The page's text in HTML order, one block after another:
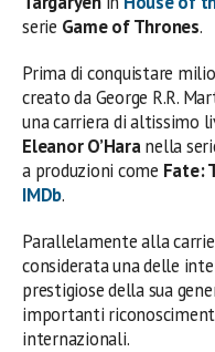
serie Game of Thrones.
Prima di conquistare
creato da George R.R.
una carriera di altissimo
Eleanor O’Haranella
a produzioni come Fate:
IMDb.
Parallelamente alla
considerata una delle
prestigiose della sua
importanti
internazionali.